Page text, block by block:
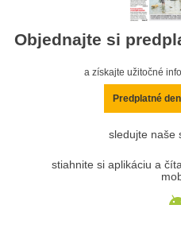
Objednajte si
a získajte užitočné
Predplatné
sledujte naše
stiahnite si aplikáciu a